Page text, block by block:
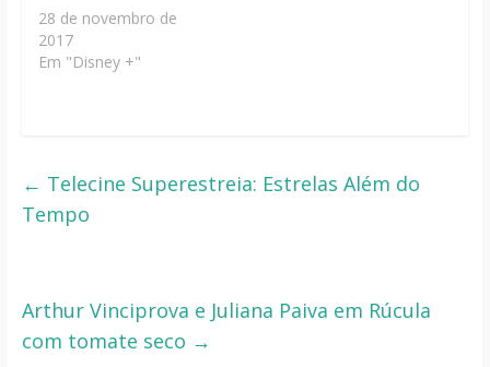
28 de novembro de
2017
Em "Disney +"
← Telecine Superestreia: Estrelas Além do
Tempo
Arthur Vinciprova e Juliana Paiva em Rúcula
com tomate seco →